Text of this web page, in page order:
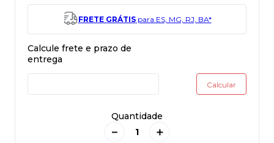
FRETE GRÁTISpara ES, MG, RJ, BA*
Quantidade
＋
－